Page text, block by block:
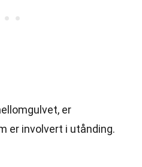
er
er involvert i utånding.